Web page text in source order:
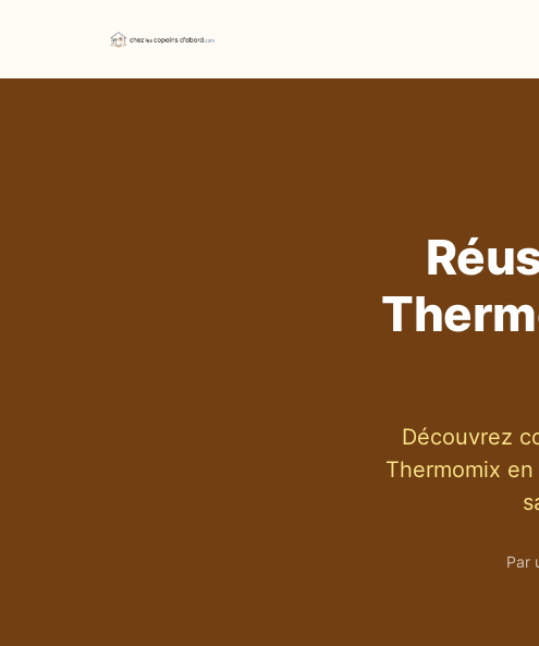
Découvrez
Thermomix
Par